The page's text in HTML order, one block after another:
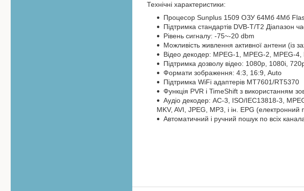
Технічні характеристики:
Процесор Sunplus 1509 ОЗУ 64Мб 4Мб
Підтримка стандартів DVB-T/T2
Рівень сигналу: -75~-20 dbm
Можливість живлення активної антени (із
Відео декодер: MPEG-1, MPEG-2, MPEG-
Підтримка дозволу відео: 1080p, 1080i,
Формати зображення: 4:3, 16:9, Auto
Підтримка WiFi адаптерів MT7601/RT5370
Функція PVR і TimeShift з використанням
Аудіо декодер: AC-3, ISO/IEC13818-3,
MKV, AVI, JPEG, MP3, і ін. EPG (електронний
Автоматичний і ручний пошук по всіх